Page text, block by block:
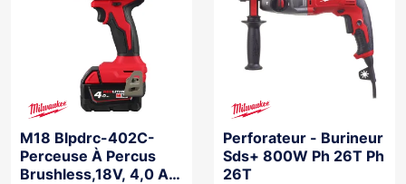
M18 Blpdrc-402C-
Perceuse À Percus
Brushless,18V, 4,0 Ah
Perforateur - Burineur
Sds+ 800W Ph 26T Ph
26T